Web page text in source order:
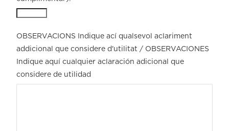
OBSERVACIONS Indique ací qualsevol aclariment
addicional que considere d'utilitat / OBSERVACIONES
Indique aquí cualquier aclaración adicional que
considere de utilidad